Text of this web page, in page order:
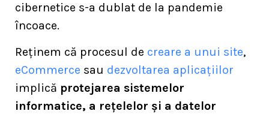
cibernetice s-a dublat de la pandemie
încoace.
Reținem că procesul de creare a unui site,
eCommerce sau dezvoltarea aplicațiilor
implică protejarea sistemelor
informatice, a rețelelor și a datelor